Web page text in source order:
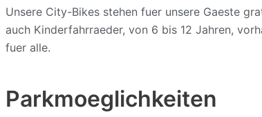
Unsere City-Bikes stehen fuer unsere Gaeste
auch Kinderfahrraeder, von 6 bis 12 Jahren,
fuer alle.
Parkmoeglichkeiten